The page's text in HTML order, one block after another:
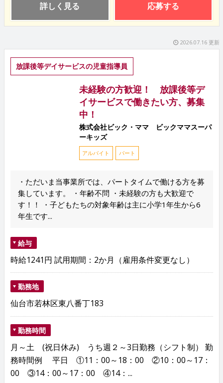
詳しく見る 応募する
2026.07.16 更新
放課後等デイサービスの児童指導員
未経験の方歓迎！ 放課後等デ
イサービスで働きたい方、募集
中！
株式会社ビック・ママ ビックママスーパ
ーキッズ
アルバイト パート
・ただいま当事業所では、パートタイムで働ける方を募
集しています。 ・年齢不問 ・未経験の方も大歓迎で
す！！ ・子どもたちの対象年齢は主に小学1年生から6
年生です...
給与
時給1241円 試用期間：2か月（雇用条件変更なし）
勤務地
仙台市若林区東八番丁183
勤務時間
月～土 (祝日休み) うち週２～3日勤務（シフト制） 勤
務時間例 平日 ①11：00～18：00 ②10：00～17：
00 ③14：00～17：00 ④14：...